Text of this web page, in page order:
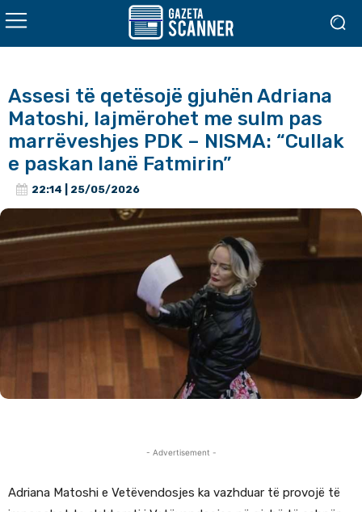
Assesi të qetësojë gjuhën Adriana
Matoshi, lajmërohet me sulm pas
marrëveshjes PDK – NISMA: “Cullak
e paskan lanë Fatmirin”
22:14 | 25/05/2026
- Advertisement -
Adriana Matoshi e Vetëvendosjes ka vazhduar të provojë të